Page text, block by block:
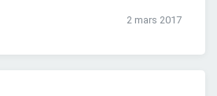
2 mars 2017